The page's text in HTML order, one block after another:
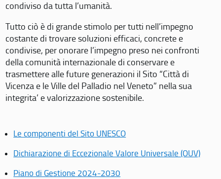
condiviso da tutta l’umanità.
Tutto ciò è di grande stimolo per tutti nell’impegno
costante di trovare soluzioni efficaci, concrete e
condivise, per onorare l’impegno preso nei confronti
della comunità internazionale di conservare e
trasmettere alle future generazioni il Sito “Città di
Vicenza e le Ville del Palladio nel Veneto” nella sua
integrita’ e valorizzazione sostenibile.
Le componenti del Sito UNESCO
Dichiarazione di Eccezionale Valore Universale (OUV)
Piano di Gestione 2024-2030